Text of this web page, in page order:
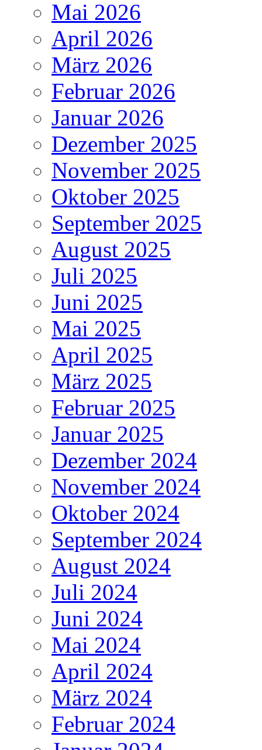
Mai 2026
April 2026
März 2026
Februar 2026
Januar 2026
Dezember 2025
November 2025
Oktober 2025
September 2025
August 2025
Juli 2025
Juni 2025
Mai 2025
April 2025
März 2025
Februar 2025
Januar 2025
Dezember 2024
November 2024
Oktober 2024
September 2024
August 2024
Juli 2024
Juni 2024
Mai 2024
April 2024
März 2024
Februar 2024